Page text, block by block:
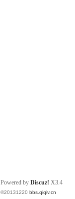
Powered by Discuz! X3.4
©20131220 bbs.qiqiv.cn